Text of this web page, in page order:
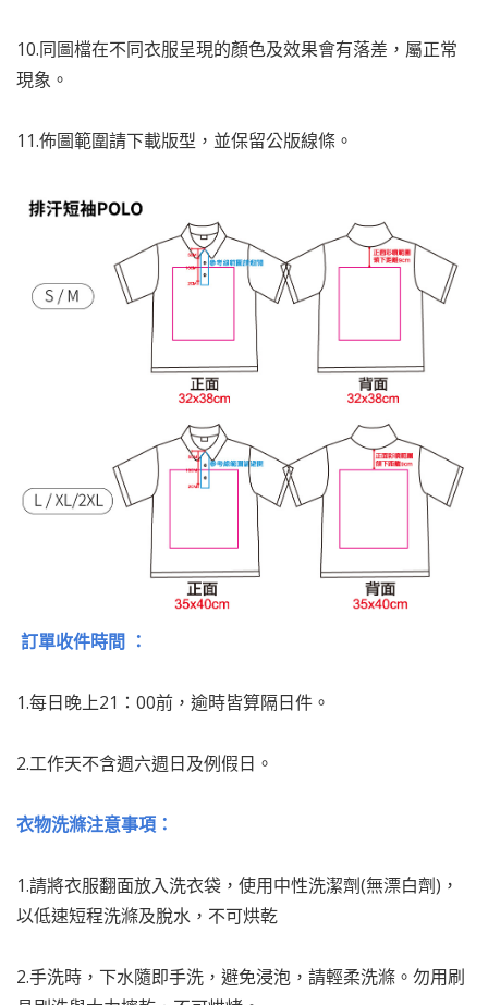
10.同圖檔在不同衣服呈現的顏色及效果會有落差，屬正常
現象。
11.佈圖範圍請下載版型，並保留公版線條。
訂單收件時間 ：
1.每日晚上21：00前，逾時皆算隔日件。
2.工作天不含週六週日及例假日。
衣物洗滌注意事項：
1.請將衣服翻面放入洗衣袋，使用中性洗潔劑(無漂白劑)，
以低速短程洗滌及脫水，不可烘乾
2.手洗時，下水隨即手洗，避免浸泡，請輕柔洗滌。勿用刷